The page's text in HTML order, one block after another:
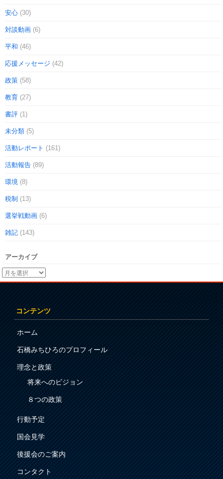
安心 (30)
対談動画 (6)
平和 (46)
応援メッセージ (42)
政策 (58)
教育 (27)
書評 (1)
未分類 (5)
活動レポート (161)
活動報告 (89)
環境 (8)
税制 (13)
選挙戦動画 (6)
雑記 (143)
アーカイブ
コンテンツ
ホーム
石橋みちひろのプロフィール
理念と政策
将来へのビジョン
８つの政策
行動予定
国会見学
後援会のご案内
コンタクト